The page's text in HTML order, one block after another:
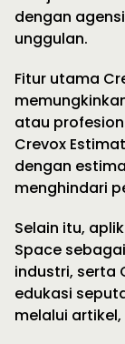
dengan
unggulan.
Fitur utama
atau
Crevox
dengan
menghindari
Selain itu,
Space
industri, serta
edukasi
melalui